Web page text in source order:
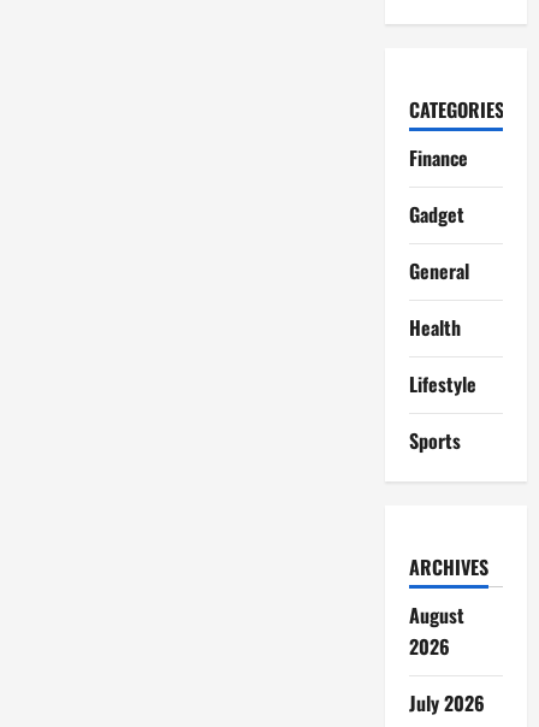
CATEGORIES
Finance
Gadget
General
Health
Lifestyle
Sports
ARCHIVES
August
2026
July 2026